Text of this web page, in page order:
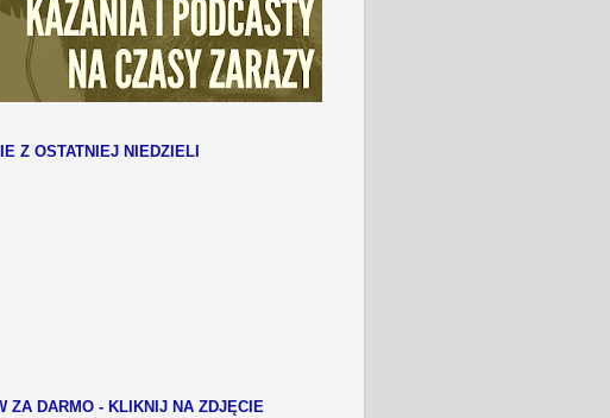
Z OSTATNIEJ NIEDZIELI
ZA DARMO - KLIKNIJ NA ZDJĘCIE